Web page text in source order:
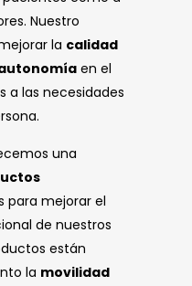
Nuestro
la calidad
en el
a las necesidades
una
para mejorar el
de nuestros
están
la movilidad